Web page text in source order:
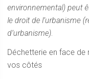
environnemental) peut
le droit de l’urbanisme
d’urbanisme).
Déchetterie en face de
vos côtés